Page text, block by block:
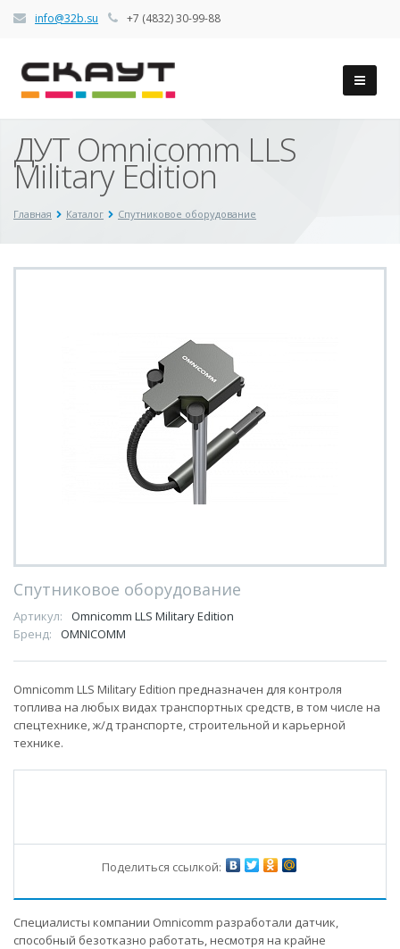
info@32b.su +7 (4832) 30-99-88
ДУТ Omnicomm LLS
Military Edition
Главная Каталог Спутниковое оборудование
Спутниковое оборудование
Артикул:
Omnicomm LLS Military Edition
Бренд:
OMNICOMM
Omnicomm LLS Military Edition предназначен для контроля
топлива на любых видах транспортных средств, в том числе на
спецтехнике, ж/д транспорте, строительной и карьерной
технике.
Поделиться ссылкой:
Специалисты компании Omnicomm разработали датчик,
способный безотказно работать, несмотря на крайне